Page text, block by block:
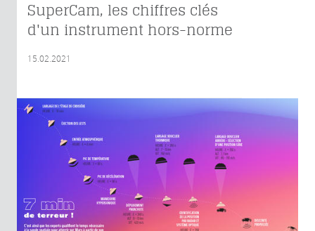
SuperCam, les chiffres clés
d'un instrument hors-norme
15.02.2021